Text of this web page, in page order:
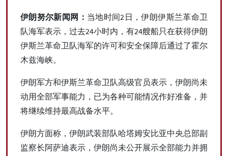
伊朗努尔新闻网： 当地时间2日，伊朗伊斯兰革命卫
队海军表示，过去24小时内，有24艘船只在获得伊朗
伊斯兰革命卫队海军的许可和安全保障后通过了霍尔
木兹海峡。
伊朗军方和伊斯兰革命卫队高级官员表示，伊朗尚未
动用全部军事能力，已为各种可能情况作好准备，并
将继续维持最高战备水平。
伊朗方面称，伊朗武装部队哈塔姆安比亚中央总部副
监察长阿萨迪表示，伊朗尚未公开展示全部能力并拥